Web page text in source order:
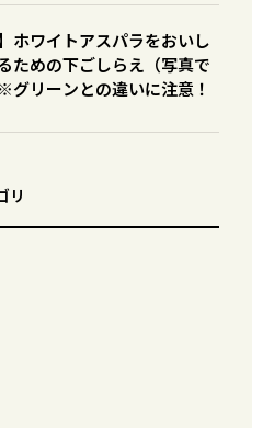
】ホワイトアスパラをおいし
ための下ごしらえ（写真で
グリーンとの違いに注意！
リ